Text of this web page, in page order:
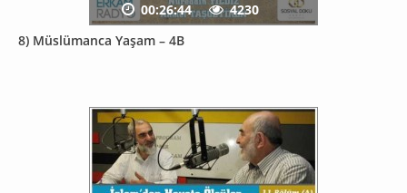
8) Müslümanca Yaşam – 4B
00:26:44 4230